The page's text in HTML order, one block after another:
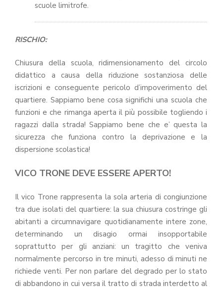
scuole limitrofe.
RISCHIO:
Chiusura della scuola, ridimensionamento del circolo
didattico a causa della riduzione sostanziosa delle
iscrizioni e conseguente pericolo d’impoverimento del
quartiere. Sappiamo bene cosa significhi una scuola che
funzioni e che rimanga aperta il più possibile togliendo i
ragazzi dalla strada! Sappiamo bene che e’ questa la
sicurezza che funziona contro la deprivazione e la
dispersione scolastica!
VICO TRONE DEVE ESSERE APERTO!
Il vico Trone rappresenta la sola arteria di congiunzione
tra due isolati del quartiere: la sua chiusura costringe gli
abitanti a circumnavigare quotidianamente intere zone,
determinando un disagio ormai insopportabile
soprattutto per gli anziani: un tragitto che veniva
normalmente percorso in tre minuti, adesso di minuti ne
richiede venti. Per non parlare del degrado per lo stato
di abbandono in cui versa il tratto di strada interdetto al